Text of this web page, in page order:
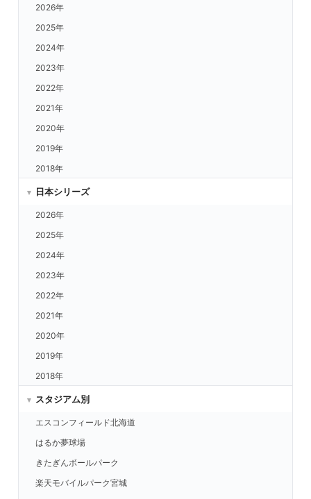
阪神 vs.福岡
阪神 vs.ヤクルト
阪神 vs.DeNA
阪神 vs.中日
阪神 vs.広島
巨人 vs.楽天
巨人 vs.西武
巨人 vs.ORIX
巨人 vs.福岡
巨人 vs.ヤクルト
巨人 vs.DeNA
巨人 vs.中日
巨人 vs.広島
巨人 vs.阪神
2026年
2025年
2024年
2023年
2022年
2021年
2020年
2019年
2018年
日本シリーズ
2026年
2025年
2024年
2023年
2022年
2021年
2020年
2019年
2018年
スタジアム別
エスコンフィールド北海道
はるか夢球場
きたぎんボールパーク
楽天モバイルパーク宮城